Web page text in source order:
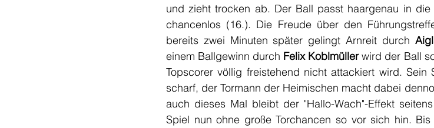
und zieht trocken ab. Der Ball passt haargenau in die
chancenlos (16.). Die Freude über den
bereits zwei Minuten später gelingt Arnreit durch
einem Ballgewinn durch Felix Koblmüller wird der Ball
Topscorer völlig freistehend nicht attackiert wird.
scharf, der Tormann der Heimischen macht dabei
auch dieses Mal bleibt der "Hallo-Wach"-Effekt
Spiel nun ohne große Torchancen so vor sich hin.